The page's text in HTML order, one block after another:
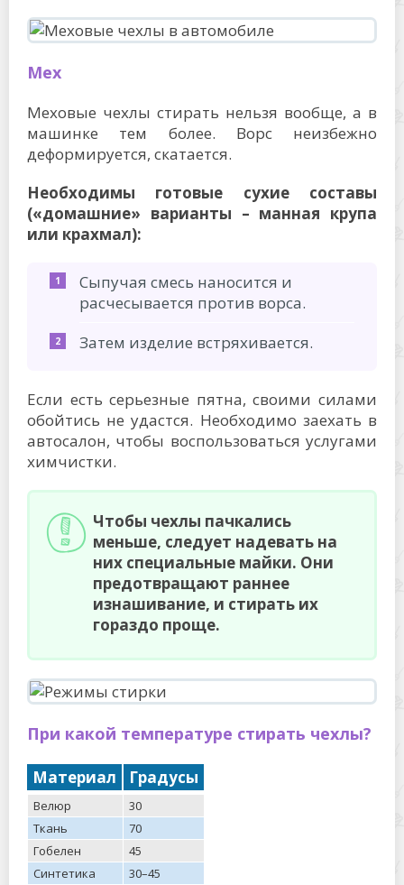
Мех
Меховые чехлы стирать нельзя вообще, а в
машинке тем более. Ворс неизбежно
деформируется, скатается.
Необходимы готовые сухие составы
(«домашние» варианты – манная крупа
или крахмал):
Сыпучая смесь наносится и
расчесывается против ворса.
Затем изделие встряхивается.
Если есть серьезные пятна, своими силами
обойтись не удастся. Необходимо заехать в
автосалон, чтобы воспользоваться услугами
химчистки.
Чтобы чехлы пачкались
меньше, следует надевать на
них специальные майки. Они
предотвращают раннее
изнашивание, и стирать их
гораздо проще.
При какой температуре стирать чехлы?
Материал Градусы
Велюр
30
Ткань
70
Гобелен
45
Синтетика
30–45